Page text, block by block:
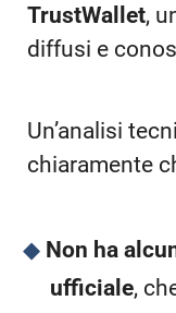
TrustWallet,
diffusi e
Un’analisi
chiaramente
Non ha
ufficiale,